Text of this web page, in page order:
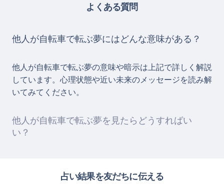
よくある質問
他人が自転車で転ぶ夢にはどんな意味がある？
他人が自転車で転ぶ夢の意味や暗示は上記で詳しく解説
しています。心理状態や近い未来のメッセージを読み解
いてみてください。
他人が自転車で転ぶ夢を見たらどうすればい
い？
占い結果を友だちに伝える